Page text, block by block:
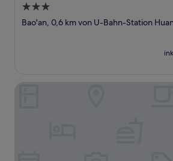
3.0-
Sterne-
Bao'an, 0,6 km von U-Bahn-Station